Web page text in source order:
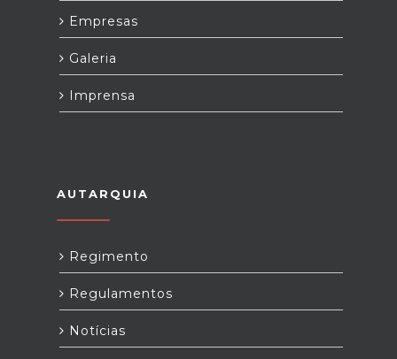
Empresas
Galeria
Imprensa
AUTARQUIA
Regimento
Regulamentos
Notícias